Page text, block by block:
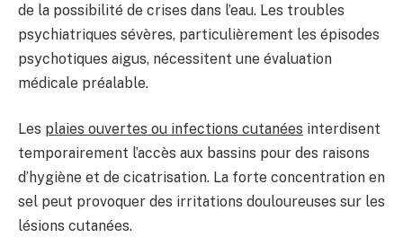
de la possibilité de crises dans l’eau. Les troubles
psychiatriques sévères, particulièrement les épisodes
psychotiques aigus, nécessitent une évaluation
médicale préalable.
Les plaies ouvertes ou infections cutanées interdisent
temporairement l’accès aux bassins pour des raisons
d’hygiène et de cicatrisation. La forte concentration en
sel peut provoquer des irritations douloureuses sur les
lésions cutanées.